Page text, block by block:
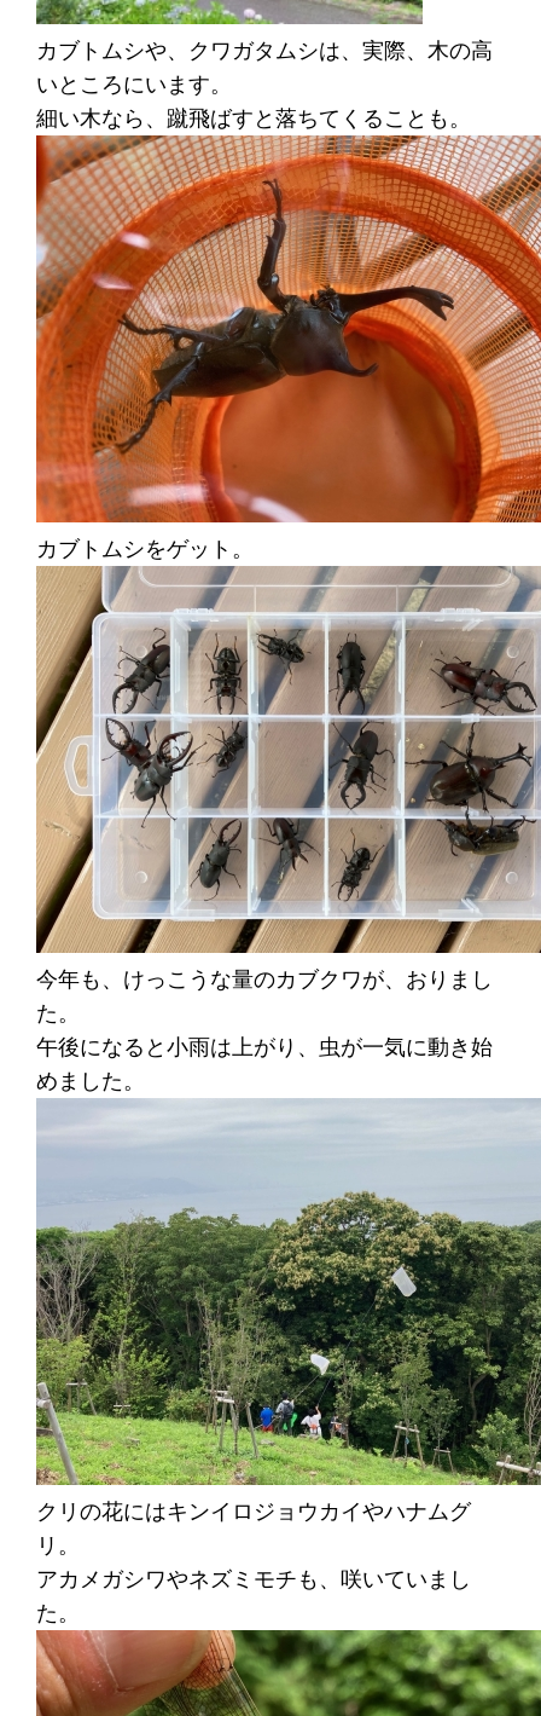
カブトムシや、クワガタムシは、実際、木の高
いところにいます。
細い木なら、蹴飛ばすと落ちてくることも。
カブトムシをゲット。
今年も、けっこうな量のカブクワが、おりまし
た。
午後になると小雨は上がり、虫が一気に動き始
めました。
クリの花にはキンイロジョウカイやハナムグ
リ。
アカメガシワやネズミモチも、咲いていまし
た。